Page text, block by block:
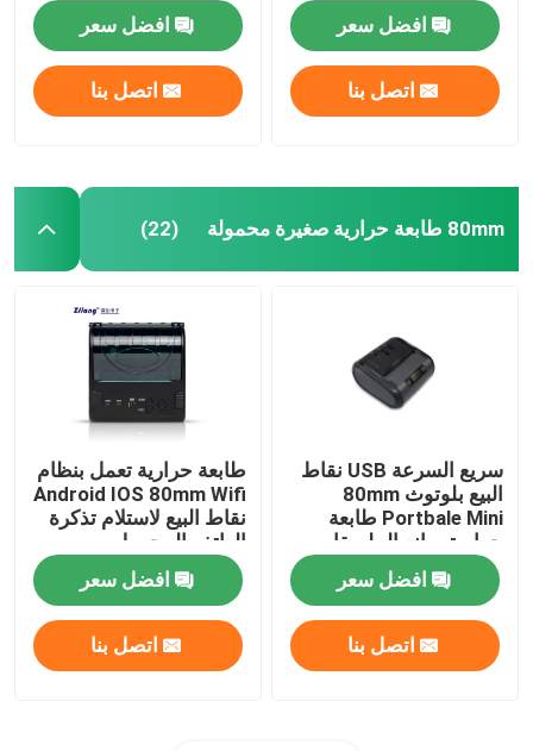
افضل سعر
اتصل بنا
افضل سعر
اتصل بنا
80mm طابعة حرارية صغيرة محمولة (22)
سريع السرعة USB نقاط
البيع بلوتوث 80mm
Portbale Mini طابعة
حرارية صانع الملصقات
افضل سعر
اتصل بنا
طابعة حرارية تعمل بنظام
Android IOS 80mm Wifi
نقاط البيع لاستلام تذكرة
الهاتف المحمول
افضل سعر
اتصل بنا